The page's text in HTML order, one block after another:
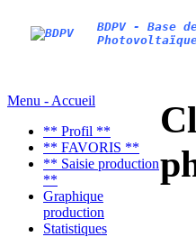
BDPV - Base
Menu - Accueil
** Profil **
** FAVORIS **
** Saisie production
**
Graphique
production
Statistiques